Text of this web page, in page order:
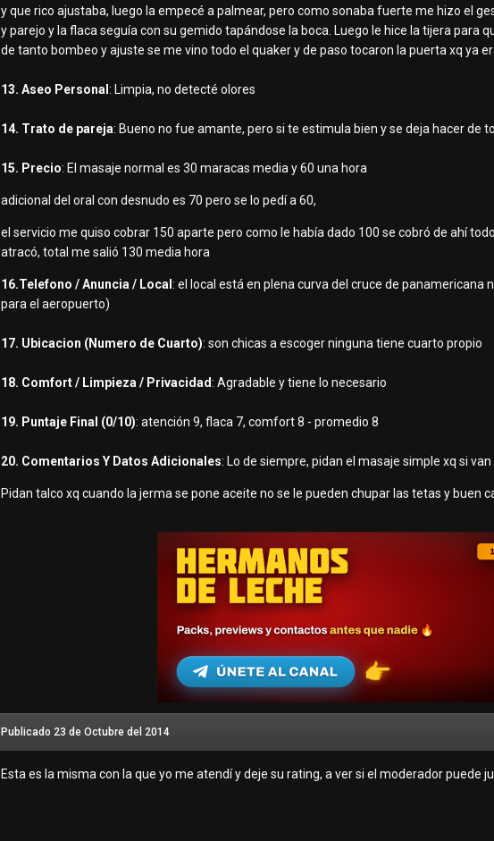
y que rico ajustaba, luego la empecé a palmear, pero como sonaba fuerte me hizo el
y parejo y la flaca seguía con su gemido tapándose la boca. Luego le hice la tijera para
de tanto bombeo y ajuste se me vino todo el quaker y de paso tocaron la puerta xq ya
13. Aseo Personal : Limpia, no detecté olores
14. Trato de pareja: Bueno no fue amante, pero si te estimula bien y se deja hacer de
15. Precio: El masaje normal es 30 maracas media y 60 una hora
adicional del oral con desnudo es 70 pero se lo pedí a 60,
el servicio me quiso cobrar 150 aparte pero como le había dado 100 se cobró de ahí
atracó, total me salió 130 media hora
16.Telefono / Anuncia / Local : el local está en plena curva del cruce de panamericana
para el aeropuerto)
17. Ubicacion (Numero de Cuarto): son chicas a escoger ninguna tiene cuarto propio
18. Comfort / Limpieza / Privacidad: Agradable y tiene lo necesario
19. Puntaje Final (0/10): atención 9, flaca 7, comfort 8 - promedio 8
20. Comentarios Y Datos Adicionales: Lo de siempre, pidan el masaje simple xq si
Pidan talco xq cuando la jerma se pone aceite no se le pueden chupar las tetas y buen
Publicado 23 de Octubre del 2014
Esta es la misma con la que yo me atendí y deje su rating, a ver si el moderador puede